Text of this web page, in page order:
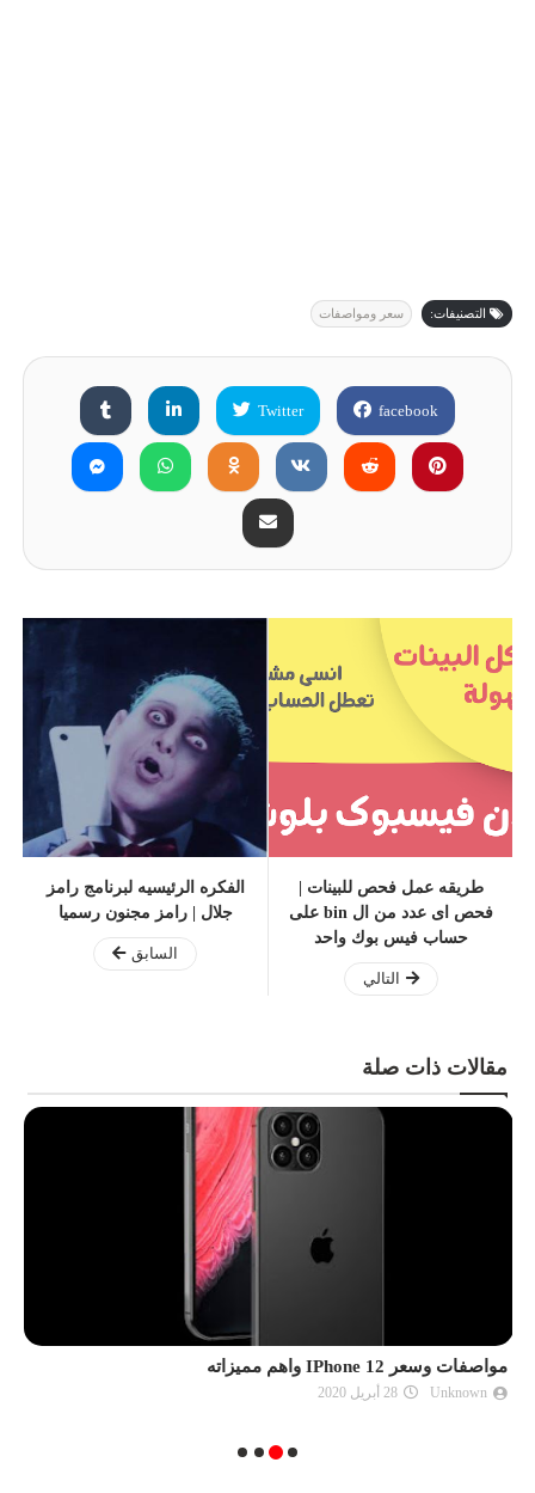
التصنيفات: سعر ومواصفات
facebook
Twitter
طريقه عمل فحص للبينات |
فحص اى عدد من ال bin على
حساب فيس بوك واحد
التالي
الفكره الرئيسيه لبرنامج رامز
جلال | رامز مجنون رسميا
السابق
مقالات ذات صلة
مواصفات وسعر IPhone 12 واهم مميزاته
Unknown 28 أبريل 2020